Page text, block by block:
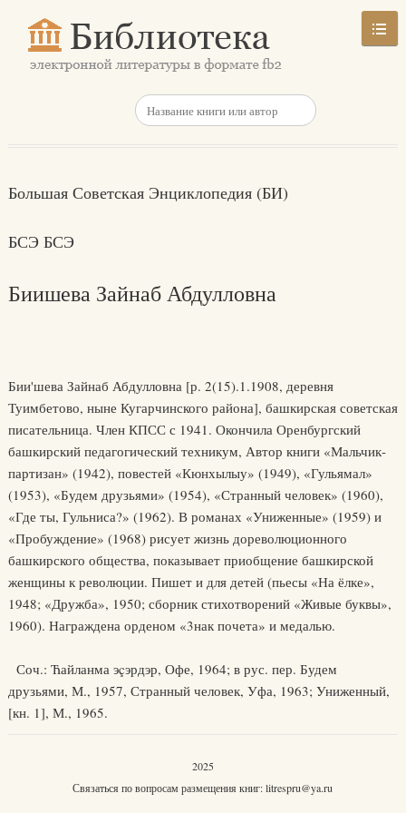
Большая Советская Энциклопедия (БИ)
БСЭ БСЭ
Биишева Зайнаб Абдулловна
Бии'шева Зайнаб Абдулловна [р. 2(15).1.1908, деревня
Туимбетово, ныне Кугарчинского района], башкирская советская
писательница. Член КПСС с 1941. Окончила Оренбургский
башкирский педагогический техникум, Автор книги «Мальчик-
партизан» (1942), повестей «Кюнхылыу» (1949), «Гульямал»
(1953), «Будем друзьями» (1954), «Странный человек» (1960),
«Где ты, Гульниса?» (1962). В романах «Униженные» (1959) и
«Пробуждение» (1968) рисует жизнь дореволюционного
башкирского общества, показывает приобщение башкирской
женщины к революции. Пишет и для детей (пьесы «На ёлке»,
1948; «Дружба», 1950; сборник стихотворений «Живые буквы»,
1960). Награждена орденом «3нак почета» и медалью.
Соч.: Ћайланма эçэрдэр, Офе, 1964; в рус. пер. Будем
друзьями, М., 1957, Странный человек, Уфа, 1963; Униженный,
[кн. 1], М., 1965.
2025
Связаться по вопросам размещения книг:litrespru@ya.ru